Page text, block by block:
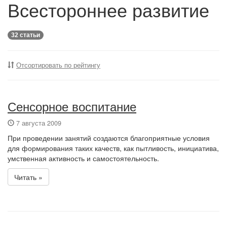
Всестороннее развитие
32 статьи
Отсортировать по рейтингу
Сенсорное воспитание
7 августа 2009
При проведении занятий создаются благоприятные условия
для формирования таких качеств, как пытливость, инициатива,
умственная активность и самостоятельность.
Читать »